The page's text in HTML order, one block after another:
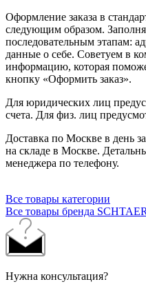
Оформление заказа в
следующим образом.
последовательным этапам:
данные о себе. Советуем в
информацию, которая
кнопку «Оформить заказ».
Для юридических лиц
счета. Для физ. лиц
Доставка по Москве в день
на складе в Москве.
менеджера по телефону.
Все товары категории
Все товары бренда SCHTAER
Нужна консультация?